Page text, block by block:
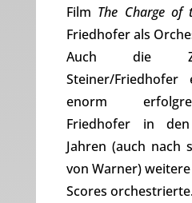
Film The Charge of
Friedhofer als
Auch die
Steiner/
enorm
Friedhofer in
Jahren (auch nach
von Warner)
Scores